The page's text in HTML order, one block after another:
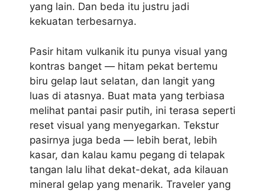
yang lain. Dan beda itu justru jadi
kekuatan terbesarnya.
Pasir hitam vulkanik itu punya visual yang
kontras banget — hitam pekat bertemu
biru gelap laut selatan, dan langit yang
luas di atasnya. Buat mata yang terbiasa
melihat pantai pasir putih, ini terasa seperti
reset visual yang menyegarkan. Tekstur
pasirnya juga beda — lebih berat, lebih
kasar, dan kalau kamu pegang di telapak
tangan lalu lihat dekat-dekat, ada kilauan
mineral gelap yang menarik. Traveler yang